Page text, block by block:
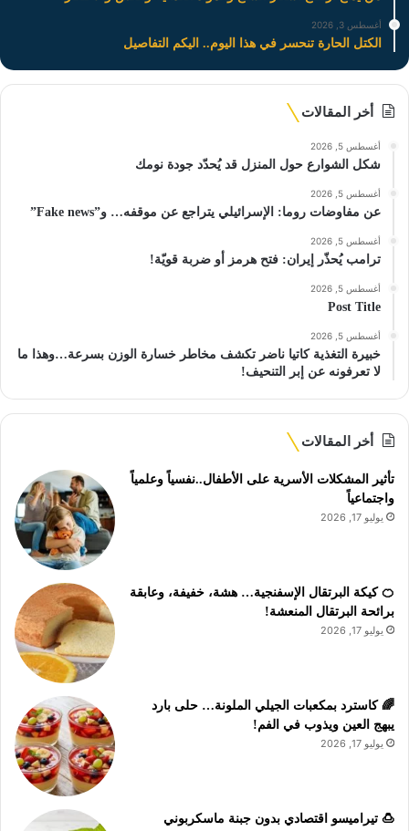
أغسطس 3, 2026
الكتل الحارة تنحسر في هذا اليوم.. اليكم التفاصيل
أخر المقالات
أغسطس 5, 2026
شكل الشوارع حول المنزل قد يُحدّد جودة نومك
أغسطس 5, 2026
عن مفاوضات روما: الإسرائيلي يتراجع عن موقفه… و”Fake news”
أغسطس 5, 2026
ترامب يُحذّر إيران: فتح هرمز أو ضربة قويّة!
أغسطس 5, 2026
Post Title
أغسطس 5, 2026
خبيرة التغذية كاتيا ناضر تكشف مخاطر خسارة الوزن بسرعة…وهذا ما
لا تعرفونه عن إبر التنحيف!
أخر المقالات
تأثير المشكلات الأسرية على الأطفال..نفسياً وعلمياً
واجتماعياً
يوليو 17, 2026
🍊 كيكة البرتقال الإسفنجية… هشة، خفيفة، وعابقة
برائحة البرتقال المنعشة!
يوليو 17, 2026
🌈 كاسترد بمكعبات الجيلي الملونة… حلى بارد
يبهج العين ويذوب في الفم!
يوليو 17, 2026
🍮 تيراميسو اقتصادي بدون جبنة ماسكربوني